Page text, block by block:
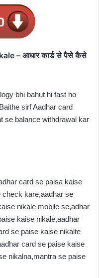
– आधार कार्ड से पैसे कैसे
bhi bahut hi fast ho
sirf Aadhar card
se balance withdrawal kar
card se paisa kaise
check kare,aadhar se
nikale mobile se,adhar
kaise nikale,aadhar
se paise kaise nikalte
card se paise kaise
nikalna,mantra se paise